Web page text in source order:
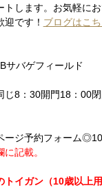
トします。お気軽に
です！ ブログはこ
サバゲフィールド
じ8：30開門18：00
ージ予約フォーム
記載。
トイガン（10歳以上